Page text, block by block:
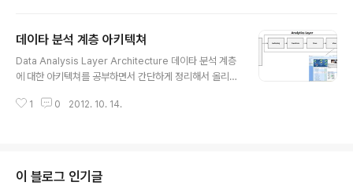
이터와 클라이언트 사이의 연결역할을 수행. 대표적인 제품 : 인포믹스의 메타
큐브, 인포메이션 어드벤티지의 디시전 쉬이트, 마이크로스트래 티지의 DSS에
이젼트 등이 있다. DOLAP(Desktop OLAP) : 다차원 데이터의 저장..
데이타 분석 계층 아키텍쳐
Data Analysis Layer Architecture 데이타 분석 계층
에 대한 아키텍쳐를 공부하면서 간단하게 정리해서 올리기
어져서 아래 글에 잘못된 설명이 다소 있을겁니다. 특히 O
을 중심으로 하여 클라이언트가 요청한 request에 대한
처리를 위한 구조이고, 지금 부터 설명하는 Analysis Lay
1 0 2012. 10. 14.
이 블로그 인기글